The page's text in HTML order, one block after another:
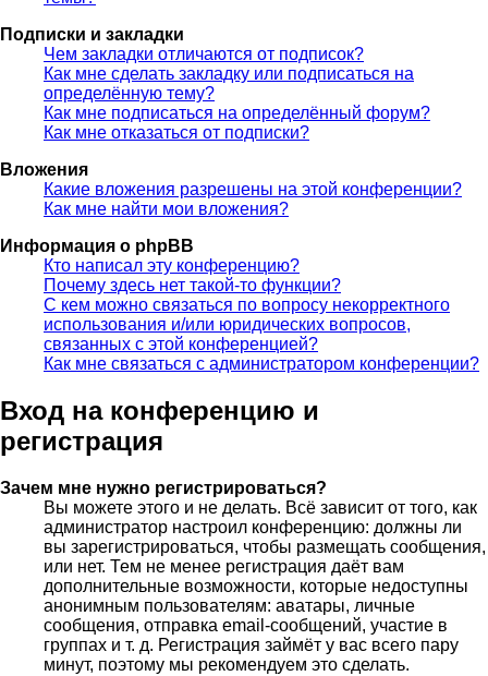
Подписки и закладки
Чем закладки отличаются от подписок?
Как мне сделать закладку или подписаться на
определённую тему?
Как мне подписаться на определённый форум?
Как мне отказаться от подписки?
Вложения
Какие вложения разрешены на этой конференции?
Как мне найти мои вложения?
Информация о phpBB
Кто написал эту конференцию?
Почему здесь нет такой-то функции?
С кем можно связаться по вопросу некорректного
использования и/или юридических вопросов,
связанных с этой конференцией?
Как мне связаться с администратором конференции?
Вход на конференцию и
регистрация
Зачем мне нужно регистрироваться?
Вы можете этого и не делать. Всё зависит от того, как
администратор настроил конференцию: должны ли
вы зарегистрироваться, чтобы размещать сообщения,
или нет. Тем не менее регистрация даёт вам
дополнительные возможности, которые недоступны
анонимным пользователям: аватары, личные
сообщения, отправка email-сообщений, участие в
группах и т. д. Регистрация займёт у вас всего пару
минут, поэтому мы рекомендуем это сделать.